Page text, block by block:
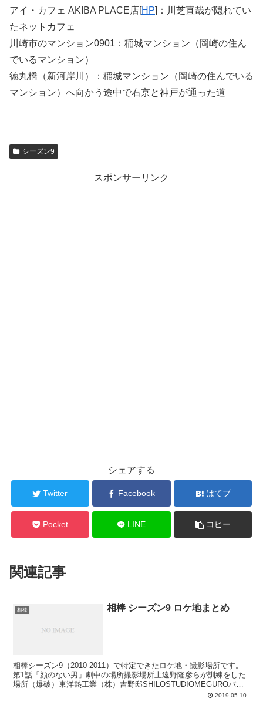
アイ・カフェ AKIBA PLACE店[HP]：川芝直哉が隠れてい
たネットカフェ
川崎市のマンション0901：稲城マンション（岡崎の住ん
でいるマンション）
徳丸橋（新河岸川）：稲城マンション（岡崎の住んでいる
マンション）へ向かう途中で右京と神戸が通った道
シーズン9
スポンサーリンク
シェアする
Twitter Facebook はてブ
Pocket LINE コピー
関連記事
相棒 相棒 シーズン9 ロケ地まとめ
相棒シーズン9（2010-2011）で特定できたロケ地・撮影場所です。
第1話「顔のない男」劇中の場所撮影場所上遠野隆彦らが訓練をした
場所（爆破）東洋熱工業（株）吉野邸SHILOSTUDIOMEGUROバー
2019.05.10